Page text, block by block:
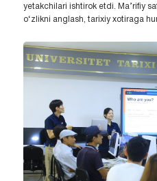
yetakchilari ishtirok etdi. Ma’rifiy
o‘zlikni anglash, tarixiy xotiraga